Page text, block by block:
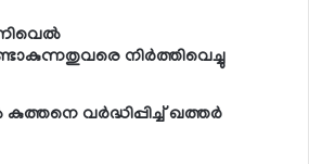
നിര്‍ത്തിവെച്ചു
വര്‍ദ്ധിപ്പിച്ച് ഖത്തര്‍